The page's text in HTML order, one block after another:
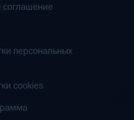
соглашение
персональных
cookies